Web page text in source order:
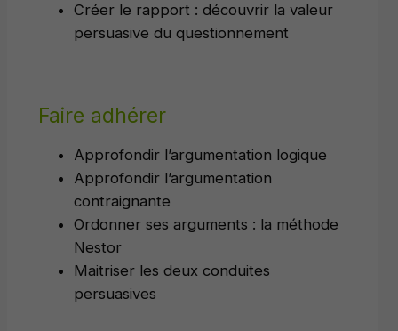
Créer le rapport : découvrir la valeur
persuasive du questionnement
Faire adhérer
Approfondir l’argumentation logique
Approfondir l’argumentation
contraignante
Ordonner ses arguments : la méthode
Nestor
Maitriser les deux conduites
persuasives